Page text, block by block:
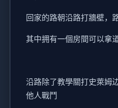
回家的路朝沿路打牆壁，
其中拥有一個房間可以拿
沿路除了教學關打史萊姆
他人戰鬥